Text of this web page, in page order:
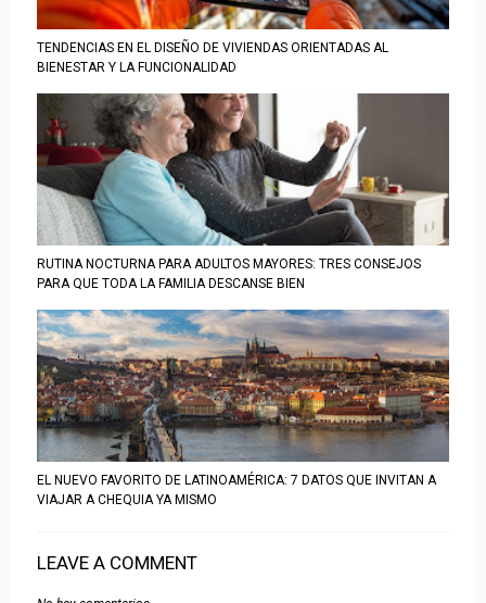
TENDENCIAS EN EL DISEÑO DE VIVIENDAS ORIENTADAS AL
BIENESTAR Y LA FUNCIONALIDAD
RUTINA NOCTURNA PARA ADULTOS MAYORES: TRES CONSEJOS
PARA QUE TODA LA FAMILIA DESCANSE BIEN
EL NUEVO FAVORITO DE LATINOAMÉRICA: 7 DATOS QUE INVITAN A
VIAJAR A CHEQUIA YA MISMO
LEAVE A COMMENT